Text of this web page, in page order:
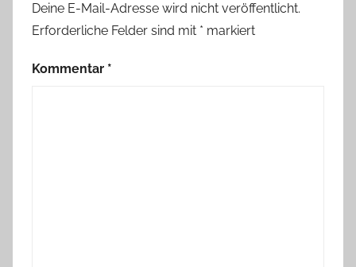
Deine E-Mail-Adresse wird nicht veröffentlicht.
Erforderliche Felder sind mit * markiert
Kommentar *